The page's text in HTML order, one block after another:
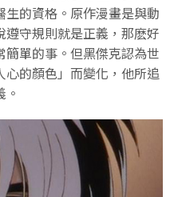
的資格。原作漫畫是與動
守規則就是正義，那麽好
單的事。但黑傑克認為世
的顏色」而變化，他所追